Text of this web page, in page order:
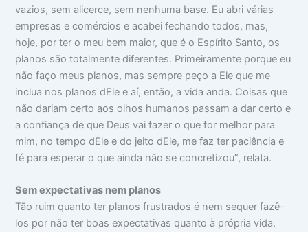
vazios, sem alicerce, sem nenhuma base. Eu abri várias
empresas e comércios e acabei fechando todos, mas,
hoje, por ter o meu bem maior, que é o Espírito Santo, os
planos são totalmente diferentes. Primeiramente porque eu
não faço meus planos, mas sempre peço a Ele que me
inclua nos planos dEle e aí, então, a vida anda. Coisas que
não dariam certo aos olhos humanos passam a dar certo e
a confiança de que Deus vai fazer o que for melhor para
mim, no tempo dEle e do jeito dEle, me faz ter paciência e
fé para esperar o que ainda não se concretizou”, relata.
Sem expectativas nem planos
Tão ruim quanto ter planos frustrados é nem sequer fazê-
los por não ter boas expectativas quanto à própria vida.